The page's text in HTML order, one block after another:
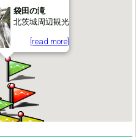
袋田の滝
北茨城周辺観光
[read more]